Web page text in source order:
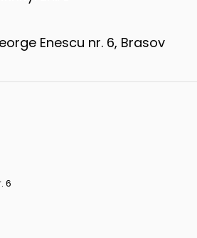
Enescu nr. 6, Brasov
6